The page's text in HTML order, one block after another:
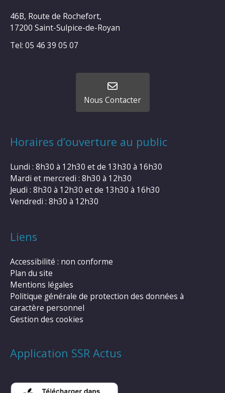
46B, Route de Rochefort,
17200 Saint-Sulpice-de-Royan
Tel: 05 46 39 05 07
Nous Contacter
Horaires d’ouverture au public
Lundi : 8h30 à 12h30 et de 13h30 à 16h30
Mardi et mercredi : 8h30 à 12h30
Jeudi : 8h30 à 12h30 et de 13h30 à 16h30
Vendredi : 8h30 à 12h30
Liens
Accessibilité : non conforme
Plan du site
Mentions légales
Politique générale de protection des données à
caractère personnel
Gestion des cookies
Application SSR Actus